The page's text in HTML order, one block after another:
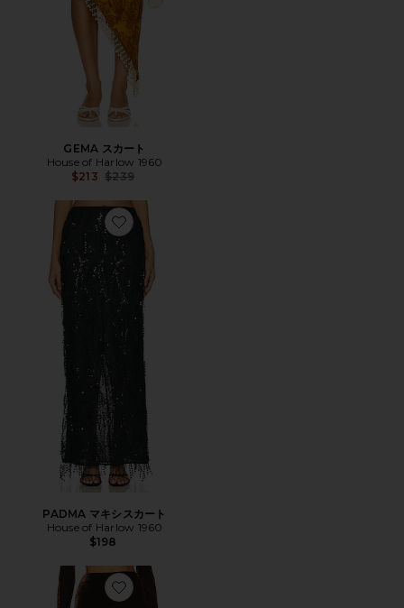
GEMA スカート
House of Harlow 1960
$213 Previous price:
$239
Favorite PADMA マキシスカート
PADMA マキシスカート
House of Harlow 1960
$198
Favorite OVELIA スカート